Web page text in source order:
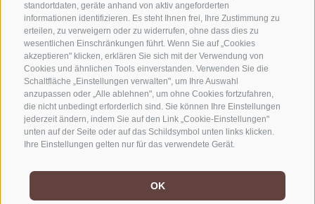
standortdaten, geräte anhand von aktiv angeforderten
informationen identifizieren. Es steht Ihnen frei, Ihre Zustimmung zu
erteilen, zu verweigern oder zu widerrufen, ohne dass dies zu
wesentlichen Einschränkungen führt. Wenn Sie auf „Cookies
akzeptieren" klicken, erklären Sie sich mit der Verwendung von
Cookies und ähnlichen Tools einverstanden. Verwenden Sie die
Schaltfläche „Einstellungen verwalten", um Ihre Auswahl
anzupassen oder „Alle ablehnen", um ohne Cookies fortzufahren,
die nicht unbedingt erforderlich sind. Sie können Ihre Einstellungen
jederzeit ändern, indem Sie auf den Link „Cookie-Einstellungen"
unten auf der Seite oder auf das Schildsymbol unten links klicken.
Ihre Einstellungen gelten nur für das verwendete Gerät.
OK
NEWSLETTER
Bleib am Laufenden
Newsletter Anmelden